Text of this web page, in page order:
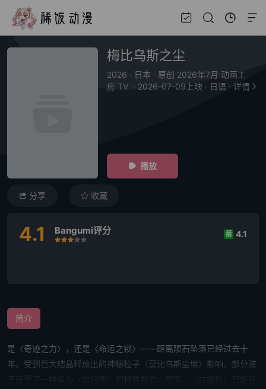
梅比乌斯之尘
2026 · 日本 · 原创 2026年7月 动画工
房 TV · 2026-07-09上映 · 日语 · 详情
播放
分享 收藏
4.1 Bangumi评分
很差较差还行
推荐
力荐
番 4.1
简介
是〈奇迹之力〉，还是〈命运之锁〉——距离陨石坠落已经过去十
年。受到巨大结晶释放出的神秘粒子〈莫比乌斯尘埃〉影响，部分孩